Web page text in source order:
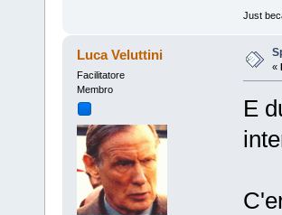
Just
Luca Veluttini
Facilitatore
Membro
«
E